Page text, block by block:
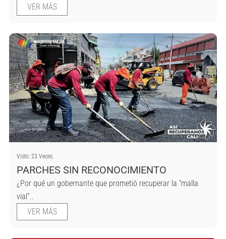
VER MÁS
Visto: 23 Veces.
PARCHES SIN RECONOCIMIENTO
¿Por qué un gobernante que prometió recuperar la “malla
vial”..
VER MÁS